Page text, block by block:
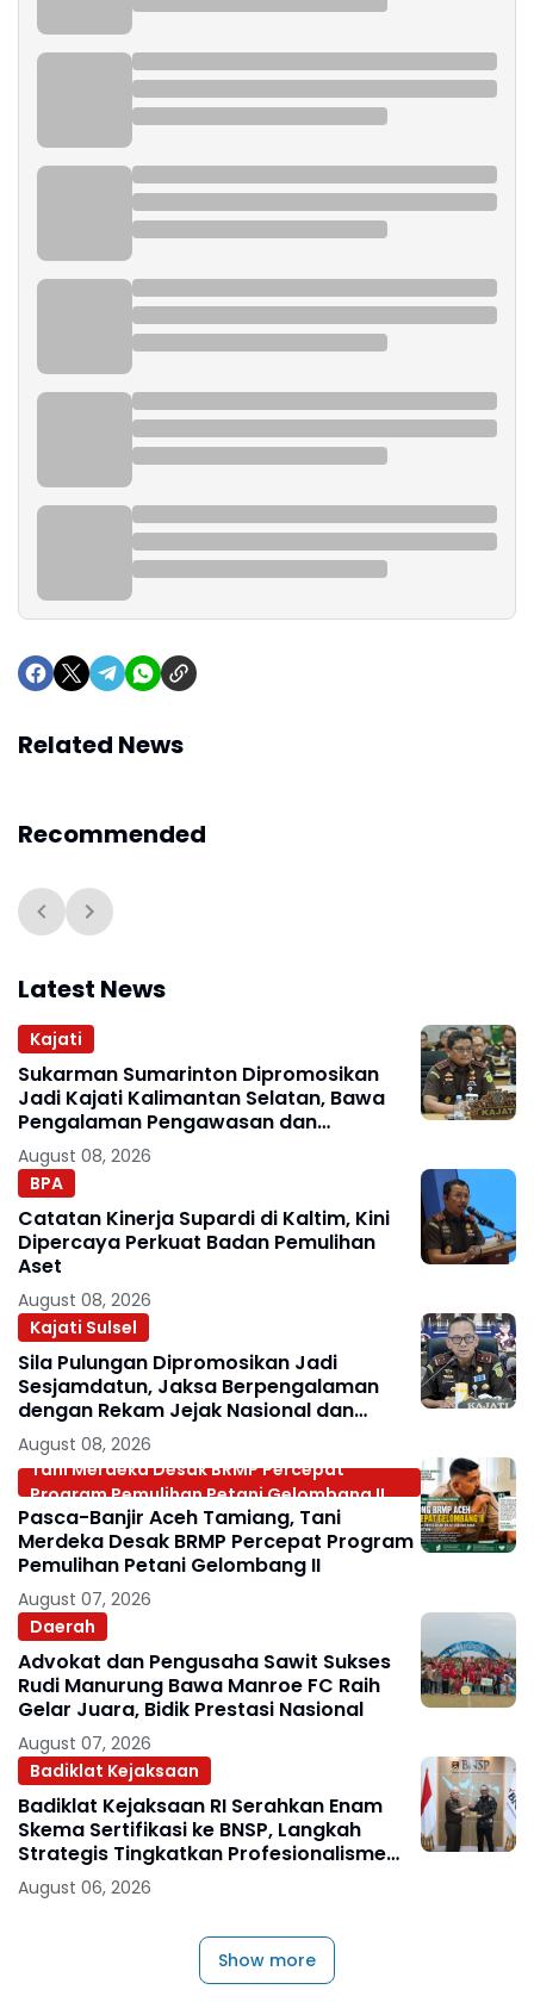
Related News
Recommended
Latest News
Kajati
Sukarman Sumarinton Dipromosikan
Jadi Kajati Kalimantan Selatan, Bawa
Pengalaman Pengawasan dan
Kepemimpinan
August 08, 2026
BPA
Catatan Kinerja Supardi di Kaltim, Kini
Dipercaya Perkuat Badan Pemulihan
Aset
August 08, 2026
Kajati Sulsel
Sila Pulungan Dipromosikan Jadi
Sesjamdatun, Jaksa Berpengalaman
dengan Rekam Jejak Nasional dan
Internasional
August 08, 2026
Tani Merdeka Desak BRMP Percepat
Program Pemulihan Petani Gelombang II
Pasca-Banjir Aceh Tamiang, Tani
Merdeka Desak BRMP Percepat Program
Pemulihan Petani Gelombang II
August 07, 2026
Daerah
Advokat dan Pengusaha Sawit Sukses
Rudi Manurung Bawa Manroe FC Raih
Gelar Juara, Bidik Prestasi Nasional
August 07, 2026
Badiklat Kejaksaan
Badiklat Kejaksaan RI Serahkan Enam
Skema Sertifikasi ke BNSP, Langkah
Strategis Tingkatkan Profesionalisme
Jaksa
August 06, 2026
Show more